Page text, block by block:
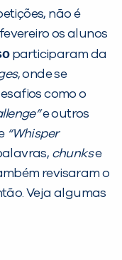
não é
os alunos
participaram da
, onde se
como o
e outros
“Whisper
chunkse
revisaram o
Veja algumas
MÉTODO
unidade